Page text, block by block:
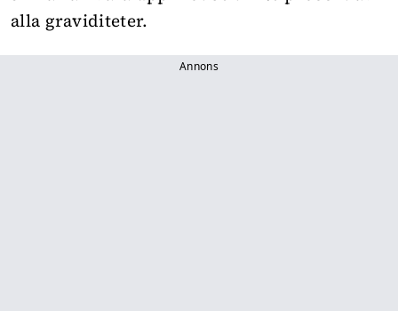
alla graviditeter.
Annons